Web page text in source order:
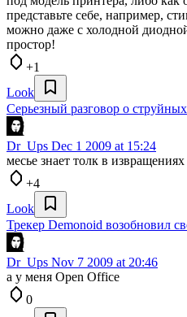
представьте себе, например,
можно даже с холодной
простор!
+1
Look
Серьезный разговор о
Dr_Ups Dec 1 2009 at 15:24
месье знает толк в
+4
Look
Трекер Demonoid возобновил
Dr_Ups Nov 7 2009 at 20:46
а у меня Open Office
0